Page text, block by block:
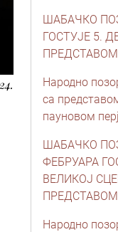
ШАБАЧКО
ГОСТУЈЕ 5.
ПРЕДСТАВОМ
Народно
са
пауновом
ШАБАЧКО
ФЕБРУАРА
ВЕЛИКОЈ
ПРЕДСТАВОМ
Народно